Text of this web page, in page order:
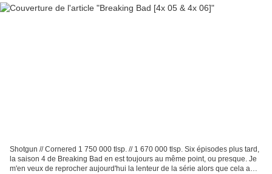
Shotgun // Cornered 1 750 000 tlsp. // 1 670 000 tlsp. Six épisodes plus tard,
la saison 4 de Breaking Bad en est toujours au même point, ou presque. Je
m'en veux de reprocher aujourd'hui la lenteur de la série alors que cela a